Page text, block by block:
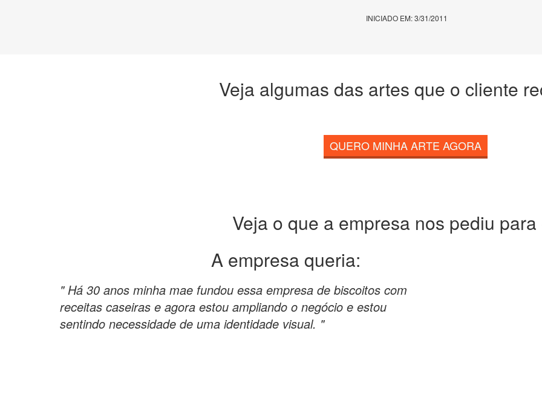
INICIADO EM: 3/31/2011
Veja algumas das artes que o cliente
QUERO MINHA ARTE AGORA
Veja o que a empresa nos pediu para
A empresa queria:
" Há 30 anos minha mae fundou essa empresa de biscoitos com
receitas caseiras e agora estou ampliando o negócio e estou
sentindo necessidade de uma identidade visual. "